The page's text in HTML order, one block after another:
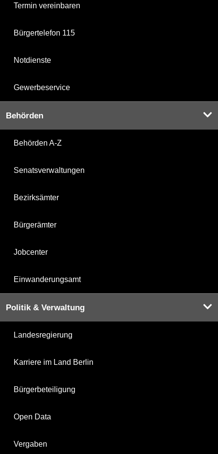
Termin vereinbaren
Bürgertelefon 115
Notdienste
Gewerbeservice
Behörden
Behörden A-Z
Senatsverwaltungen
Bezirksämter
Bürgerämter
Jobcenter
Einwanderungsamt
Politik & Verwaltung
Landesregierung
Karriere im Land Berlin
Bürgerbeteiligung
Open Data
Vergaben